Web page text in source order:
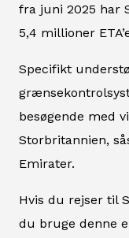
fra juni 2025 har
5,4 millioner
Specifikt
besøgende med
Storbritannien,
Emirater.
Hvis du rejser til
du bruge denne